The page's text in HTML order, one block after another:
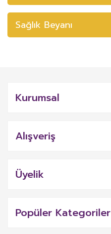
Sağlık Beyanı
Kurumsal
Alışveriş
Üyelik
Popüler Kategoriler